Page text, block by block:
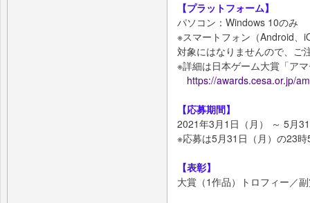
【プラットフォーム】
パソコン：Windows 10のみ
※スマートフォン（Android、
対象にはなりませんので、ご
※詳細は日本ゲーム大賞「ア
https://awards.cesa.or.jp/
【応募期間】
2021年3月1日（月） ～ 5月
※応募は5月31日（月）の23
【表彰】
大賞（1作品）トロフィー／